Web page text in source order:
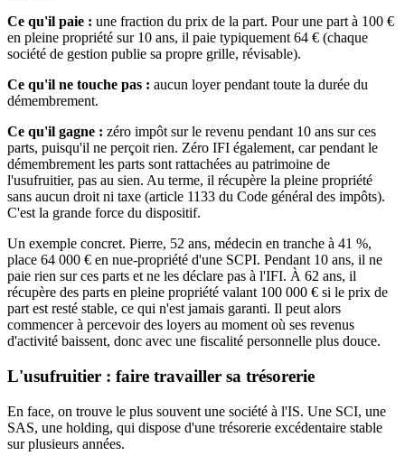
Ce qu'il paie : une fraction du prix de la part. Pour une part à 100 €
en pleine propriété sur 10 ans, il paie typiquement 64 € (chaque
société de gestion publie sa propre grille, révisable).
Ce qu'il ne touche pas : aucun loyer pendant toute la durée du
démembrement.
Ce qu'il gagne : zéro impôt sur le revenu pendant 10 ans sur ces
parts, puisqu'il ne perçoit rien. Zéro IFI également, car pendant le
démembrement les parts sont rattachées au patrimoine de
l'usufruitier, pas au sien. Au terme, il récupère la pleine propriété
sans aucun droit ni taxe (article 1133 du Code général des impôts).
C'est la grande force du dispositif.
Un exemple concret. Pierre, 52 ans, médecin en tranche à 41 %,
place 64 000 € en nue-propriété d'une SCPI. Pendant 10 ans, il ne
paie rien sur ces parts et ne les déclare pas à l'IFI. À 62 ans, il
récupère des parts en pleine propriété valant 100 000 € si le prix de
part est resté stable, ce qui n'est jamais garanti. Il peut alors
commencer à percevoir des loyers au moment où ses revenus
d'activité baissent, donc avec une fiscalité personnelle plus douce.
L'usufruitier : faire travailler sa trésorerie
En face, on trouve le plus souvent une société à l'IS. Une SCI, une
SAS, une holding, qui dispose d'une trésorerie excédentaire stable
sur plusieurs années.